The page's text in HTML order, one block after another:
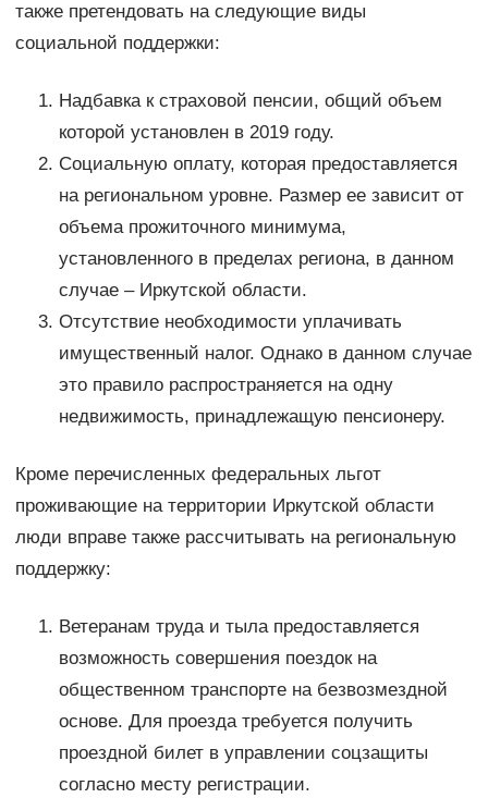
также претендовать на следующие виды
социальной поддержки:
Надбавка к страховой пенсии, общий объем
которой установлен в 2019 году.
Социальную оплату, которая предоставляется
на региональном уровне. Размер ее зависит от
объема прожиточного минимума,
установленного в пределах региона, в данном
случае – Иркутской области.
Отсутствие необходимости уплачивать
имущественный налог. Однако в данном случае
это правило распространяется на одну
недвижимость, принадлежащую пенсионеру.
Кроме перечисленных федеральных льгот
проживающие на территории Иркутской области
люди вправе также рассчитывать на региональную
поддержку:
Ветеранам труда и тыла предоставляется
возможность совершения поездок на
общественном транспорте на безвозмездной
основе. Для проезда требуется получить
проездной билет в управлении соцзащиты
согласно месту регистрации.